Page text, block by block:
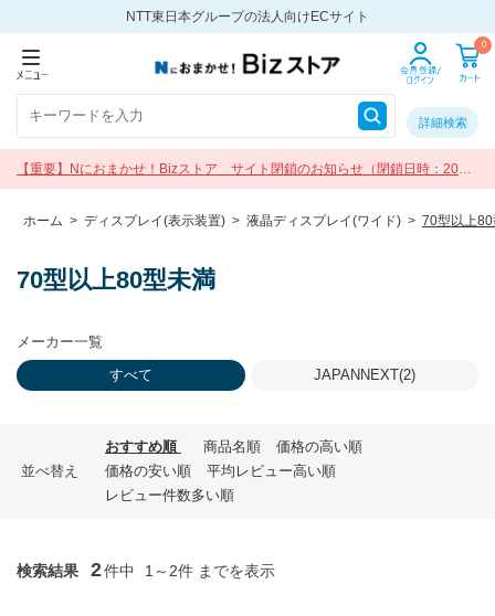
NTT東日本グループの法人向けECサイト
0
詳細検索
【重要】Nにおまかせ！Bizストア サイト閉鎖のお知らせ（閉鎖日時：2026
年9月30日 17:00）
ホーム > ディスプレイ(表示装置) > 液晶ディスプレイ(ワイド) > 70型以上
70型以上80型未満
メーカー一覧
すべて
JAPANNEXT(2)
並べ替え
おすすめ順 商品名順
価格の高い順
価格の安い順
平均レビュー高い順
レビュー件数多い順
検索結果 2件中 1～2件 までを表示